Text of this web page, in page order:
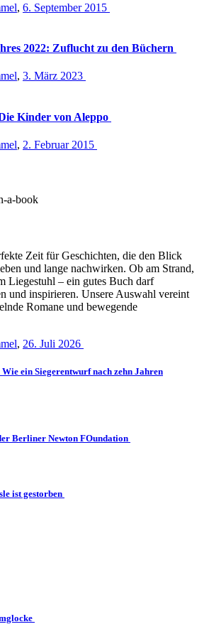
, 6. September 2015
2022: Zuflucht zu den Büchern
, 3. März 2023
Kinder von Aleppo
, 2. Februar 2015
Zeit für Geschichten, die den Blick
und lange nachwirken. Ob am Strand,
Liegestuhl – ein gutes Buch darf
und inspirieren. Unsere Auswahl vereint
Romane und bewegende
, 26. Juli 2026
ein Siegerentwurf nach zehn Jahren
Berliner Newton FOundation
ist gestorben